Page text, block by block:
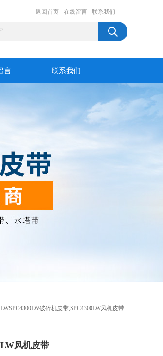
返回首页 在线留言 联系我们
言 联系我们
破碎机皮带,SPC4300LW风机皮带
风机皮带